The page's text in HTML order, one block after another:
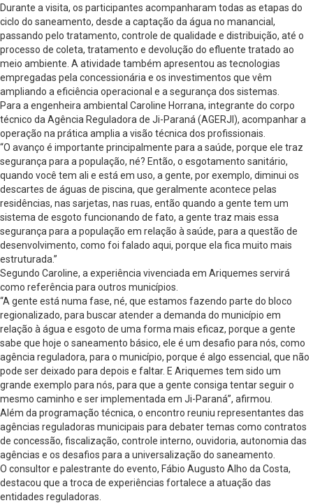
Durante a visita, os participantes acompanharam todas as etapas do
ciclo do saneamento, desde a captação da água no manancial,
passando pelo tratamento, controle de qualidade e distribuição, até o
processo de coleta, tratamento e devolução do efluente tratado ao
meio ambiente. A atividade também apresentou as tecnologias
empregadas pela concessionária e os investimentos que vêm
ampliando a eficiência operacional e a segurança dos sistemas.
Para a engenheira ambiental Caroline Horrana, integrante do corpo
técnico da Agência Reguladora de Ji-Paraná (AGERJI), acompanhar a
operação na prática amplia a visão técnica dos profissionais.
“O avanço é importante principalmente para a saúde, porque ele traz
segurança para a população, né? Então, o esgotamento sanitário,
quando você tem ali e está em uso, a gente, por exemplo, diminui os
descartes de águas de piscina, que geralmente acontece pelas
residências, nas sarjetas, nas ruas, então quando a gente tem um
sistema de esgoto funcionando de fato, a gente traz mais essa
segurança para a população em relação à saúde, para a questão de
desenvolvimento, como foi falado aqui, porque ela fica muito mais
estruturada.”
Segundo Caroline, a experiência vivenciada em Ariquemes servirá
como referência para outros municípios.
“A gente está numa fase, né, que estamos fazendo parte do bloco
regionalizado, para buscar atender a demanda do município em
relação à água e esgoto de uma forma mais eficaz, porque a gente
sabe que hoje o saneamento básico, ele é um desafio para nós, como
agência reguladora, para o município, porque é algo essencial, que não
pode ser deixado para depois e faltar. E Ariquemes tem sido um
grande exemplo para nós, para que a gente consiga tentar seguir o
mesmo caminho e ser implementada em Ji-Paraná”, afirmou.
Além da programação técnica, o encontro reuniu representantes das
agências reguladoras municipais para debater temas como contratos
de concessão, fiscalização, controle interno, ouvidoria, autonomia das
agências e os desafios para a universalização do saneamento.
O consultor e palestrante do evento, Fábio Augusto Alho da Costa,
destacou que a troca de experiências fortalece a atuação das
entidades reguladoras.